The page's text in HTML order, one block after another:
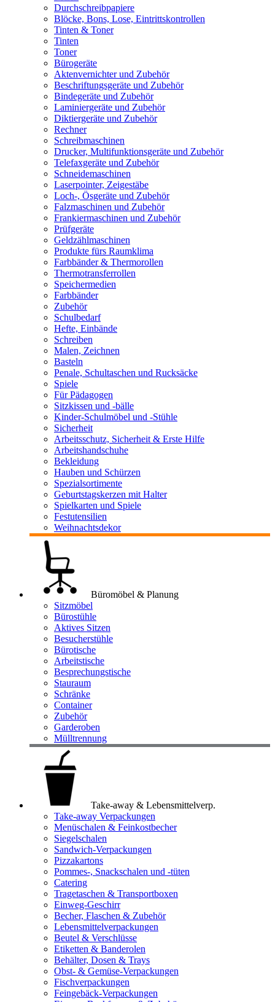
Durchschreibpapiere
Blöcke, Bons, Lose, Eintrittskontrollen
Tinten & Toner
Tinten
Toner
Bürogeräte
Aktenvernichter und Zubehör
Beschriftungsgeräte und Zubehör
Bindegeräte und Zubehör
Laminiergeräte und Zubehör
Diktiergeräte und Zubehör
Rechner
Schreibmaschinen
Drucker, Multifunktionsgeräte und Zubehör
Telefaxgeräte und Zubehör
Schneidemaschinen
Laserpointer, Zeigestäbe
Loch-, Ösgeräte und Zubehör
Falzmaschinen und Zubehör
Frankiermaschinen und Zubehör
Prüfgeräte
Geldzählmaschinen
Produkte fürs Raumklima
Farbbänder & Thermorollen
Thermotransferrollen
Speichermedien
Farbbänder
Zubehör
Schulbedarf
Hefte, Einbände
Schreiben
Malen, Zeichnen
Basteln
Penale, Schultaschen und Rucksäcke
Spiele
Für Pädagogen
Sitzkissen und -bälle
Kinder-Schulmöbel und -Stühle
Sicherheit
Arbeitsschutz, Sicherheit & Erste Hilfe
Arbeitshandschuhe
Bekleidung
Hauben und Schürzen
Spezialsortimente
Geburtstagskerzen mit Halter
Spielkarten und Spiele
Festutensilien
Weihnachtsdekor
Büromöbel & Planung
Sitzmöbel
Bürostühle
Aktives Sitzen
Besucherstühle
Bürotische
Arbeitstische
Besprechungstische
Stauraum
Schränke
Container
Zubehör
Garderoben
Mülltrennung
Take-away & Lebensmittelverp.
Take-away Verpackungen
Menüschalen & Feinkostbecher
Siegelschalen
Sandwich-Verpackungen
Pizzakartons
Pommes-, Snackschalen und -tüten
Catering
Tragetaschen & Transportboxen
Einweg-Geschirr
Becher, Flaschen & Zubehör
Lebensmittelverpackungen
Beutel & Verschlüsse
Etiketten & Banderolen
Behälter, Dosen & Trays
Obst- & Gemüse-Verpackungen
Fischverpackungen
Feingebäck-Verpackungen